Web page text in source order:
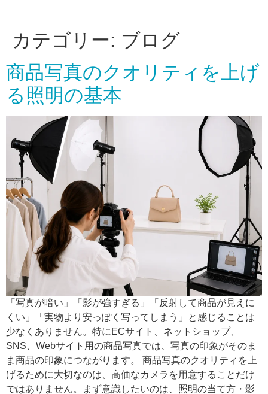
カテゴリー: ブログ
商品写真のクオリティを上げ
る照明の基本
「写真が暗い」「影が強すぎる」「反射して商品が見えに
くい」「実物より安っぽく写ってしまう」と感じることは
少なくありません。特にECサイト、ネットショップ、
SNS、Webサイト用の商品写真では、写真の印象がそのま
ま商品の印象につながります。 商品写真のクオリティを上
げるために大切なのは、高価なカメラを用意することだけ
ではありません。まず意識したいのは、照明の当て方・影